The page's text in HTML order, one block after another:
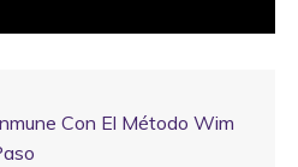
Con El Método Wim